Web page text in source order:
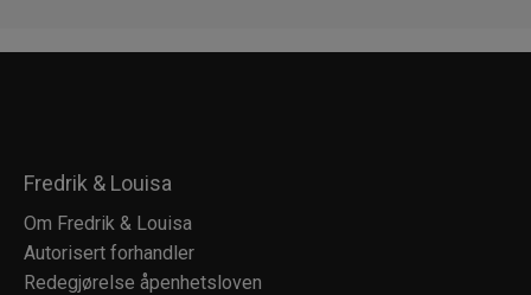
Fredrik & Louisa
Om Fredrik & Louisa
Autorisert forhandler
Redegjørelse åpenhetsloven